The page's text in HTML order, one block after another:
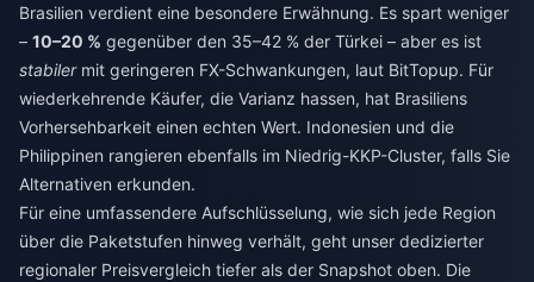
Brasilien verdient eine besondere Erwähnung. Es spart weniger
– 10–20 % gegenüber den 35–42 % der Türkei – aber es ist
stabilermit geringeren FX-Schwankungen, laut BitTopup. Für
wiederkehrende Käufer, die Varianz hassen, hat Brasiliens
Vorhersehbarkeit einen echten Wert. Indonesien und die
Philippinen rangieren ebenfalls im Niedrig-KKP-Cluster, falls Sie
Alternativen erkunden.
Für eine umfassendere Aufschlüsselung, wie sich jede Region
über die Paketstufen hinweg verhält, geht unser dedizierter
regionaler Preisvergleich tiefer als der Snapshot oben. Die